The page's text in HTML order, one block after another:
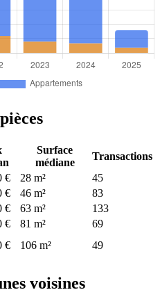
Surface
médiane
Transactions
€ 28 m²
45
€ 46 m²
83
€ 63 m²
133
€ 81 m²
69
€ 106 m² 49
voisines